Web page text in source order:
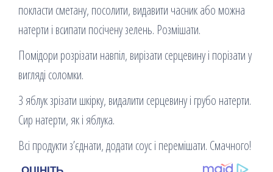
покласти сметану, посолити, видавити часник або можна
натерти і всипати посічену зелень. Розмішати.
Помідори розрізати навпіл, вирізати серцевину і порізати у
вигляді соломки.
З яблук зрізати шкірку, видалити серцевину і грубо натерти.
Сир натерти, як і яблука.
Всі продукти з’єднати, додати соус і перемішати. Смачного!